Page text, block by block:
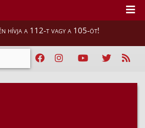
hívja a 112-t vagy a 105-öt!